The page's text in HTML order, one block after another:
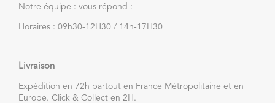
Notre équipe : vous répond :
Horaires : 09h30-12H30 / 14h-17H30
Livraison
Expédition en 72h partout en France Métropolitaine et en
Europe. Click & Collect en 2H.